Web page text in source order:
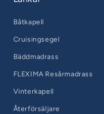
Båtkapell
Cruisingsegel
Bäddmadrass
FLEXIMA Resårmadrass
Vinterkapell
Återförsäljare